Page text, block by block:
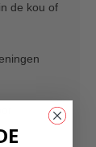
de kou of